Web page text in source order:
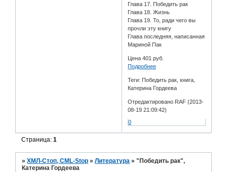
Глава 17. Победить рак
Глава 18. Жизнь
Глава 19. То, ради чего вы
прочли эту книгу
Глава последняя, написанная
Мариной Пак
Цена 401 руб.
Подробнее
Теги: Победить рак, книга,
Катерина Гордеева
Отредактировано RAF (2013-
08-19 21:09:42)
0
Страница:1
»ХМЛ-Стоп, CML-Stop »Литература »"Победить рак",
Катерина Гордеева